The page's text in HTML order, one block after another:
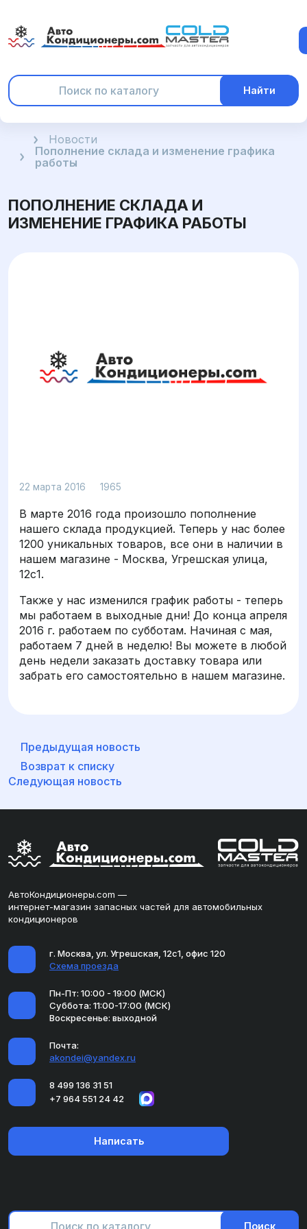
Найти
ГлавнаяНовости
Пополнение склада и изменение графика
работы
ПОПОЛНЕНИЕ СКЛАДА И
ИЗМЕНЕНИЕ ГРАФИКА РАБОТЫ
22 марта 2016 1965
В марте 2016 года произошло пополнение
нашего склада продукцией. Теперь у нас более
1200 уникальных товаров, все они в наличии в
нашем магазине - Москва, Угрешская улица,
12с1.
Также у нас изменился график работы - теперь
мы работаем в выходные дни! До конца апреля
2016 г. работаем по субботам. Начиная с мая,
работаем 7 дней в неделю! Вы можете в любой
день недели заказать доставку товара или
забрать его самостоятельно в нашем магазине.
Предыдущая новость
Возврат к списку
Следующая новость
АвтоКондиционеры.com —
интернет-магазин запасных частей для автомобильных
кондиционеров
г. Москва, ул. Угрешская, 12с1, офис 120
Схема проезда
Пн-Пт: 10:00 - 19:00 (МСК)
Суббота: 11:00-17:00 (МСК)
Воскресенье: выходной
Почта:
akondei@yandex.ru
8 499 136 31 51
+7 964 551 24 42
Написать
Поиск